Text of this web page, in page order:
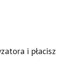
i płacisz